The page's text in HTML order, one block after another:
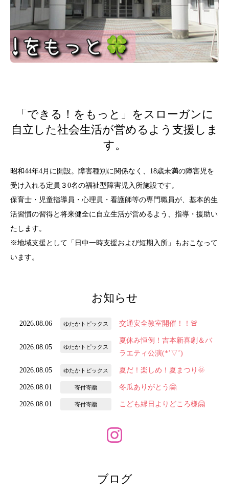
「できる！をもっと」をスローガンに
自立した社会生活が営めるよう支援しま
す。
昭和44年4月に開設。障害種別に関係なく、18歳未満の障害児を
受け入れる定員３0名の福祉型障害児入所施設です。
保育士・児童指導員・心理員・看護師等の専門職員が、基本的生
活習慣の習得と将来健全に自立生活が営めるよう、指導・援助い
たします。
※地域支援として「日中一時支援および短期入所」もおこなって
います。
お知らせ
2026.08.06 ゆたかトピックス 交通安全教室開催！！🚨
2026.08.05 ゆたかトピックス
夏休み恒例！吉本新喜劇＆バ
ラエティ公演(*’▽’)
2026.08.05 ゆたかトピックス 夏だ！楽しめ！夏まつり🌞
2026.08.01 寄付寄贈 冬瓜ありがとう🤗
2026.08.01 寄付寄贈 こども縁日よりどころ様🤗
ブログ